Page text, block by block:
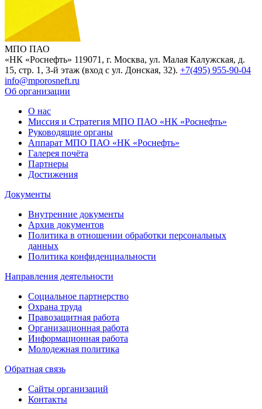
МПО ПАО
«НК «Роснефть» 119071, г. Москва, ул. Малая Калужская, д.
15, стр. 1, 3-й этаж (вход с ул. Донская, 32). +7(495) 955-90-04
info@mporosneft.ru
Об организации
О нас
Миссия и Стратегия МПО ПАО «НК «Роснефть»
Руководящие органы
Аппарат МПО ПАО «НК «Роснефть»
Галерея почёта
Партнеры
Достижения
Документы
Внутренние документы
Архив документов
Политика в отношении обработки персональных
данных
Политика конфиденциальности
Направления деятельности
Социальное партнерство
Охрана труда
Правозащитная работа
Организационная работа
Информационная работа
Молодежная политика
Обратная связь
Сайты организаций
Контакты